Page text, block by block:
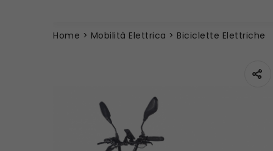
Home Mobilità Elettrica Biciclette Elettriche